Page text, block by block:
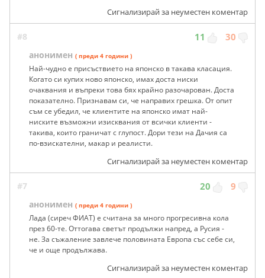
Сигнализирай за неуместен коментар
#8 11 30
анонимен ( преди 4 години )
Най-чудно е присъствието на японско в такава класация.
Когато си купих ново японско, имах доста ниски
очаквания и въпреки това бях крайно разочарован. Доста
показателно. Признавам си, че направих грешка. От опит
съм се убедил, че клиентите на японско имат най-
ниските възможни изисквания от всички клиенти -
такива, които граничат с глупост. Дори тези на Дачия са
по-взискателни, макар и реалисти.
Сигнализирай за неуместен коментар
#7 20 9
анонимен ( преди 4 години )
Лада (сиреч ФИАТ) е считана за много прогресивна кола
през 60-те. Оттогава светът продължи напред, а Русия -
не. За съжаление завлече половината Европа със себе си,
че и още продължава.
Сигнализирай за неуместен коментар